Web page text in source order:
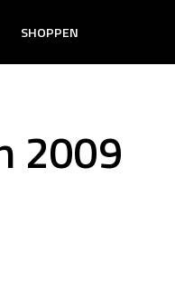
SHOPPEN
2009